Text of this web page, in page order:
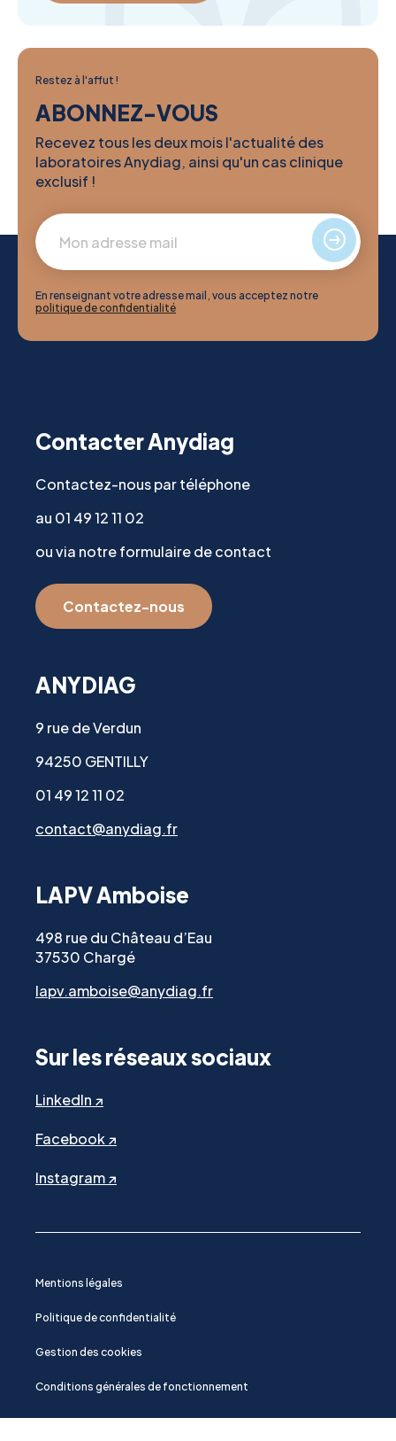
Restez à l'affut !
ABONNEZ-VOUS
Recevez tous les deux mois l'actualité des
laboratoires Anydiag, ainsi qu'un cas clinique
exclusif !
En renseignant votre adresse mail, vous acceptez notre
politique de confidentialité
Contacter Anydiag
Contactez-nous par téléphone
au 01 49 12 11 02
ou via notre formulaire de contact
Contactez-nous
ANYDIAG
9 rue de Verdun
94250 GENTILLY
01 49 12 11 02
contact@anydiag.fr
LAPV Amboise
498 rue du Château d’Eau
37530 Chargé
lapv.amboise@anydiag.fr
Sur les réseaux sociaux
LinkedIn ↗
Facebook ↗
Instagram ↗
Mentions légales
Politique de confidentialité
Gestion des cookies
Conditions générales de fonctionnement